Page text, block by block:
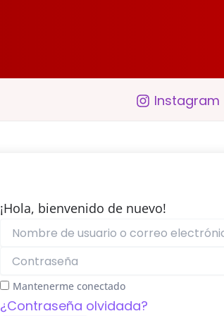
Instagram
¡Hola, bienvenido de nuevo!
Mantenerme conectado
¿Contraseña olvidada?